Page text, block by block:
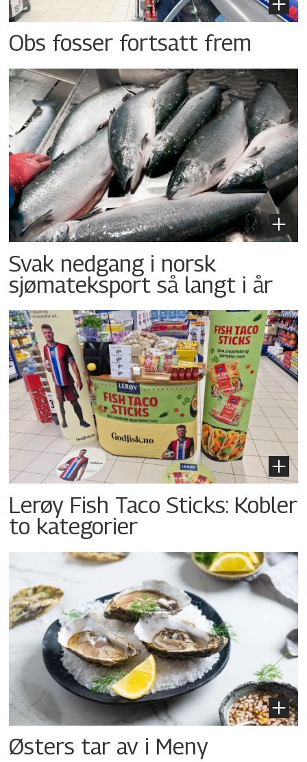
Obs fosser fortsatt frem
Svak nedgang i norsk
sjømateksport så langt i år
Lerøy Fish Taco Sticks: Kobler
to kategorier
Østers tar av i Meny